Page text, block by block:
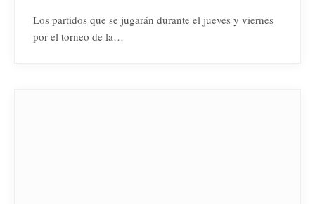
Los partidos que se jugarán durante el jueves y viernes
por el torneo de la…